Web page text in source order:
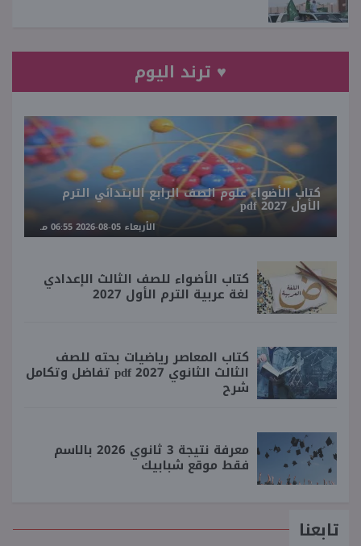
♥ ترند اليوم
كتاب الأضواء علوم الصف الرابع الابتدائي الترم
الأول 2027 pdf
الأربعاء 05-08-2026 06:55 مـ
كتاب الأضواء للصف الثالث الإعدادي
لغة عربية الترم الأول 2027
كتاب المعاصر رياضيات بحته للصف
الثالث الثانوي 2027 pdf تفاضل وتكامل
شرح
معرفة نتيجة 3 ثانوي 2026 بالاسم
فقط موقع شبابيك
تابعنا